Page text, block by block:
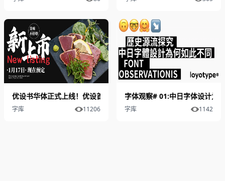
优设书华体正式上线！优设首款可商用手写书法字体火热下载中
字库 11206
字体观察# 01:中日字体设计为
字库 1142